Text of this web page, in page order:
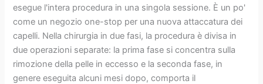
esegue l'intera procedura in una singola sessione. È un po'
come un negozio one-stop per una nuova attaccatura dei
capelli. Nella chirurgia in due fasi, la procedura è divisa in
due operazioni separate: la prima fase si concentra sulla
rimozione della pelle in eccesso e la seconda fase, in
genere eseguita alcuni mesi dopo, comporta il